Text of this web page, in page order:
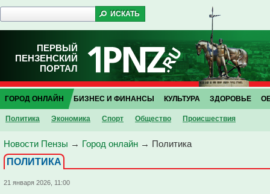
ПЕРВЫЙ
ПЕНЗЕНСКИЙ
ПОРТАЛ
ГОРОД ОНЛАЙН
Политика Экономика Спорт Общество Проиcшествия
БИЗНЕС И ФИНАНСЫ КУЛЬТУРА ЗДОРОВЬЕ
Новости Пензы → Город онлайн → Политика
ПОЛИТИКА
21 января 2026, 11:00